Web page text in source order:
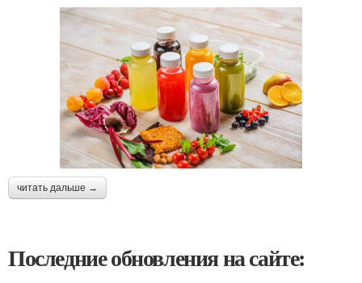
читать дальше →
Последние обновления на сайте: